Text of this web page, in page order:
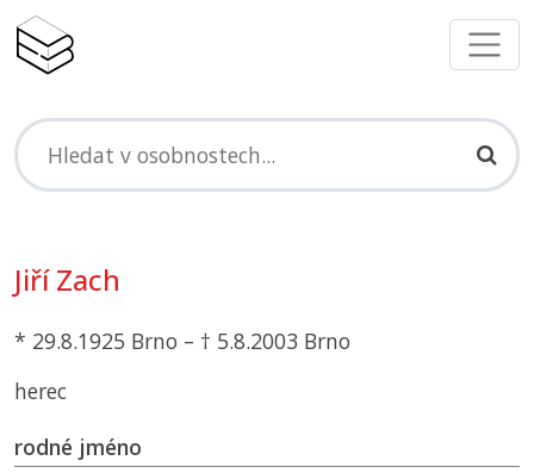
Jiří Zach
* 29.8.1925 Brno – † 5.8.2003 Brno
herec
rodné jméno